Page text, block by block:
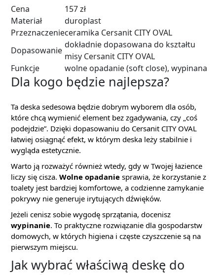
Cena
157 zł
Materiał
duroplast
Przeznaczenieceramika Cersanit CITY OVAL
Dopasowanie
dokładnie dopasowana do kształtu
misy Cersanit CITY OVAL
Funkcje
wolne opadanie (soft close), wypinana
Dla kogo będzie najlepsza?
Ta deska sedesowa będzie dobrym wyborem dla osób,
które chcą wymienić element bez zgadywania, czy „coś
podejdzie”. Dzięki dopasowaniu do Cersanit CITY OVAL
łatwiej osiągnąć efekt, w którym deska leży stabilnie i
wygląda estetycznie.
Warto ją rozważyć również wtedy, gdy w Twojej łazience
liczy się cisza. Wolne opadanie sprawia, że korzystanie z
toalety jest bardziej komfortowe, a codzienne zamykanie
pokrywy nie generuje irytujących dźwięków.
Jeżeli cenisz sobie wygodę sprzątania, docenisz
wypinanie. To praktyczne rozwiązanie dla gospodarstw
domowych, w których higiena i częste czyszczenie są na
pierwszym miejscu.
Jak wybrać właściwą deskę do